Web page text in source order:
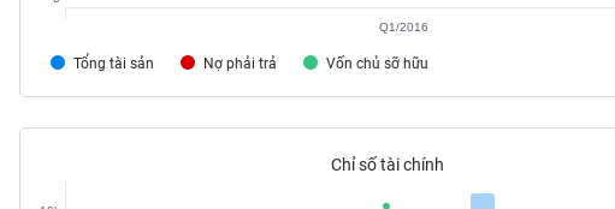
Tổng tài sản Nợ phải trả Vốn chủ sỡ hữu
Q1/2016
Chỉ số tài chính
TIÊU
THIẾT